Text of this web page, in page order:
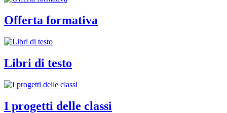
Offerta formativa
Libri di testo
I progetti delle classi